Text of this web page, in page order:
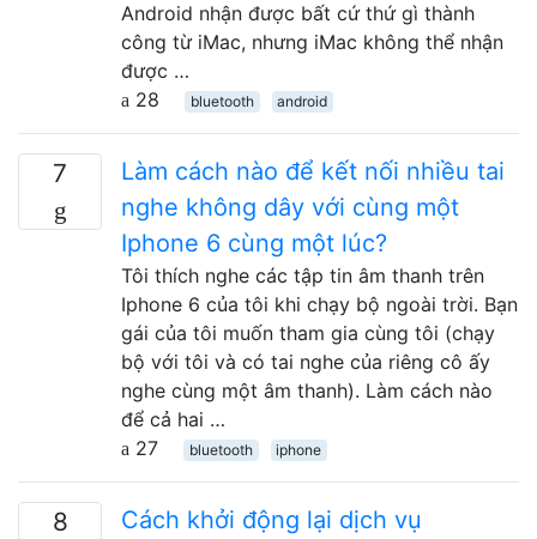
Android nhận được bất cứ thứ gì thành
công từ iMac, nhưng iMac không thể nhận
được …
28
bluetooth android
7
Làm cách nào để kết nối nhiều tai
nghe không dây với cùng một
Iphone 6 cùng một lúc?
Tôi thích nghe các tập tin âm thanh trên
Iphone 6 của tôi khi chạy bộ ngoài trời. Bạn
gái của tôi muốn tham gia cùng tôi (chạy
bộ với tôi và có tai nghe của riêng cô ấy
nghe cùng một âm thanh). Làm cách nào
để cả hai …
27
bluetooth iphone
8
Cách khởi động lại dịch vụ